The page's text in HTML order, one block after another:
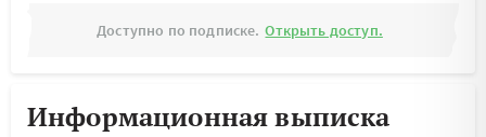
Доступно по подписке. Открыть доступ.
Информационная выписка